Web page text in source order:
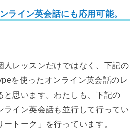
ライン英会話にも応用可能。
人レッスンだけではなく、下記の
を使ったオンライン英会話のレ
と思います。わたしも、下記の
ライン英会話も並行して行ってい
トーク」を行っています。